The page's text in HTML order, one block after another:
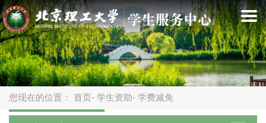
您现在的位置： 首页- 学生资助- 学费减免